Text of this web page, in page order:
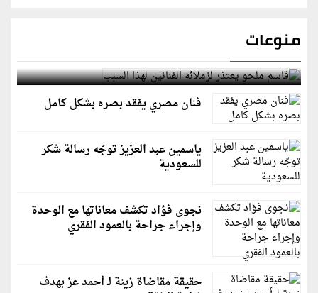
منوعات
قاسم ملحو يعتذر لزملائه الفنانين لهذا السبب
فنان مصري يفقد بصره بشكل كامل
ياسمين عبد العزيز توجّه رسالة شكر
للسعودية
نجوى فؤاد تكشف معاناتها مع الوحدة
وإجراء جراحة بالعمود الفقري
حقيقة مقاضاة زينة لـ أحمد عز بهدف